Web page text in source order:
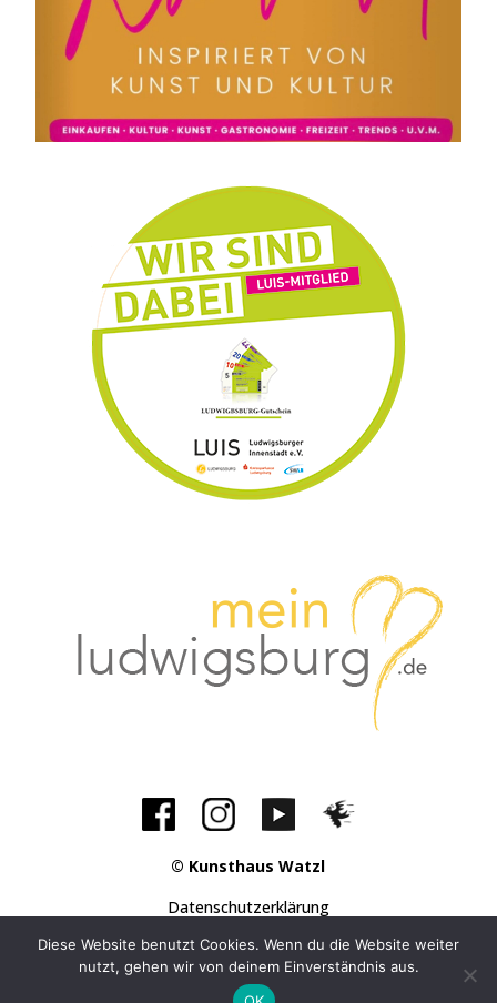
© Kunsthaus Watzl
Datenschutzerklärung
Diese Website benutzt Cookies. Wenn du die Website weiter
nutzt, gehen wir von deinem Einverständnis aus.